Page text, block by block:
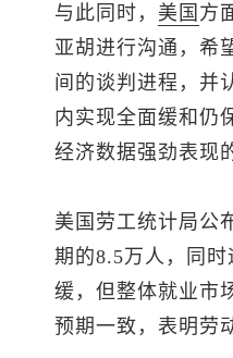
与此同时， 美国 方
亚胡进行沟通，希
间的谈判进程，并
内实现全面缓和仍
经济数据强劲表现
美国劳工统计局公
期的8.5万人，同
缓，但整体就业市
预期一致，表明劳